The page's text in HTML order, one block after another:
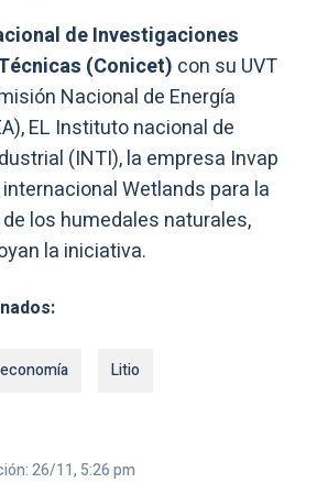
de Investigaciones
(Conicet) con su UVT
Nacional de Energía
EL Instituto nacional de
(INTI), la empresa Invap
Wetlands para la
los humedales naturales,
la iniciativa.
economía Litio
26/11, 5:26 pm